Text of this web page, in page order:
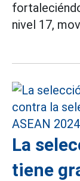
nivel 17,
La
tiene